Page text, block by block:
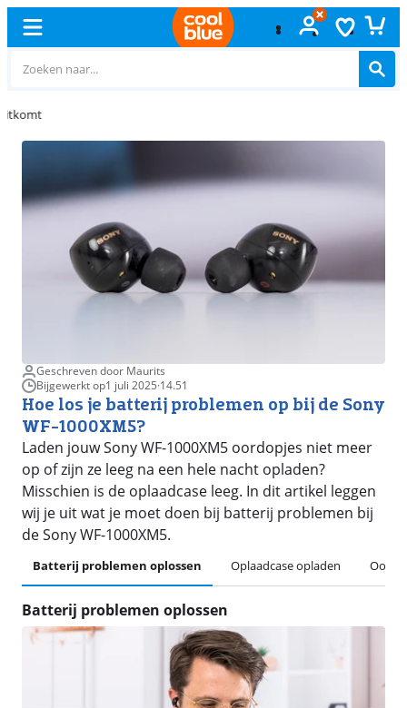
Geschreven door Maurits
Bijgewerkt op1 juli 2025·14.51
Hoe los je batterij problemen op bij de Sony
WF-1000XM5?
Laden jouw Sony WF-1000XM5 oordopjes niet meer
op of zijn ze leeg na een hele nacht opladen?
Misschien is de oplaadcase leeg. In dit artikel leggen
wij je uit wat je moet doen bij batterij problemen bij
de Sony WF-1000XM5.
Batterij problemen oplossen Oplaadcase opladen
Batterij problemen oplossen